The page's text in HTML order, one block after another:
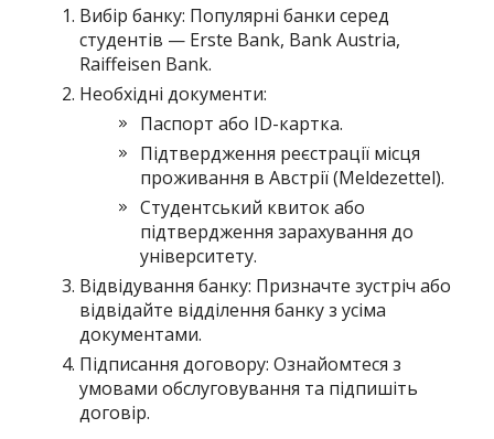
Вибір банку: Популярні банки серед
студентів — Erste Bank, Bank Austria,
Raiffeisen Bank.
Необхідні документи:
Паспорт або ID-картка.
Підтвердження реєстрації місця
проживання в Австрії (Meldezettel).
Студентський квиток або
підтвердження зарахування до
університету.
Відвідування банку: Призначте зустріч або
відвідайте відділення банку з усіма
документами.
Підписання договору: Ознайомтеся з
умовами обслуговування та підпишіть
договір.